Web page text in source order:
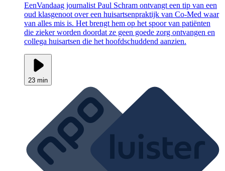
EenVandaag journalist Paul Schram ontvangt een tip van een
oud klasgenoot over een huisartsenpraktijk van Co-Med waar
van alles mis is. Het brengt hem op het spoor van patiënten
die zieker worden doordat ze geen goede zorg ontvangen en
collega huisartsen die het hoofdschuddend aanzien.
23 min